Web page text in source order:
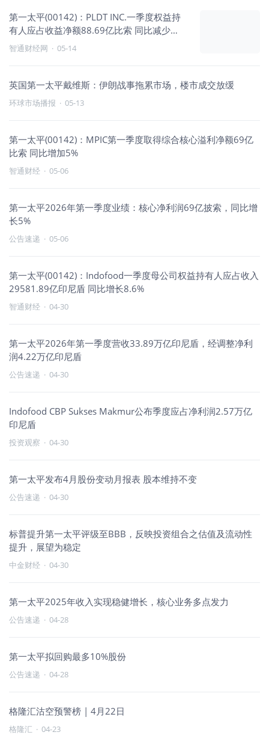
第一太平(00142)：PLDT INC.一季度权益持
有人应占收益净额88.69亿比索 同比减少
1.73%
智通财经网 · 05-14
英国第一太平戴维斯：伊朗战事拖累市场，楼市成交放缓
环球市场播报 · 05-13
第一太平(00142)：MPIC第一季度取得综合核心溢利净额69亿
比索 同比增加5%
智通财经 · 05-06
第一太平2026年第一季度业绩：核心净利润69亿披索，同比增
长5%
公告速递 · 05-06
第一太平(00142)：Indofood一季度母公司权益持有人应占收入
29581.89亿印尼盾 同比增长8.6%
智通财经 · 04-30
第一太平2026年第一季度营收33.89万亿印尼盾，经调整净利
润4.22万亿印尼盾
公告速递 · 04-30
Indofood CBP Sukses Makmur公布季度应占净利润2.57万亿
印尼盾
投资观察 · 04-30
第一太平发布4月股份变动月报表 股本维持不变
公告速递 · 04-30
标普提升第一太平评级至BBB，反映投资组合之估值及流动性
提升，展望为稳定
中金财经 · 04-30
第一太平2025年收入实现稳健增长，核心业务多点发力
公告速递 · 04-28
第一太平拟回购最多10%股份
公告速递 · 04-28
格隆汇沽空预警榜 | 4月22日
格隆汇 · 04-23